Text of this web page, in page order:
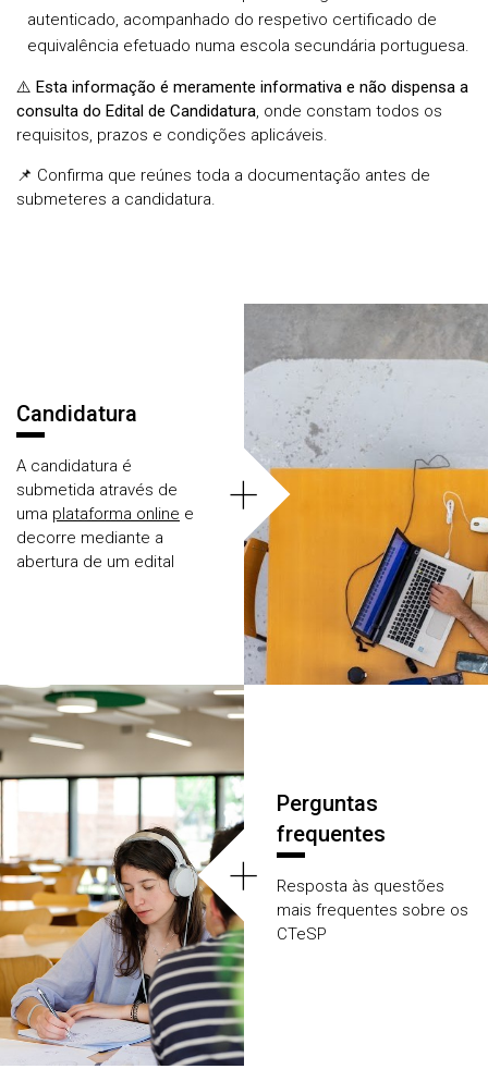
autenticado, acompanhado do respetivo certificado de
equivalência efetuado numa escola secundária portuguesa.
⚠️ Esta informação é meramente informativa e não dispensa a
consulta do Edital de Candidatura, onde constam todos os
requisitos, prazos e condições aplicáveis.
📌 Confirma que reúnes toda a documentação antes de
submeteres a candidatura.
Candidatura
A candidatura é
submetida através de
uma plataforma online e
decorre mediante a
abertura de um edital
+
Perguntas
frequentes
Resposta às questões
mais frequentes sobre os
CTeSP
+